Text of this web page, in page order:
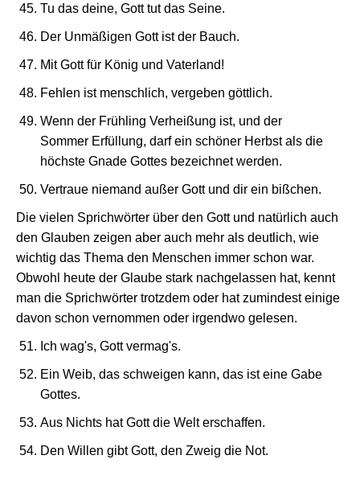
Tu das deine, Gott tut das Seine.
Der Unmäßigen Gott ist der Bauch.
Mit Gott für König und Vaterland!
Fehlen ist menschlich, vergeben göttlich.
Wenn der Frühling Verheißung ist, und der
Sommer Erfüllung, darf ein schöner Herbst als die
höchste Gnade Gottes bezeichnet werden.
Vertraue niemand außer Gott und dir ein bißchen.
Die vielen Sprichwörter über den Gott und natürlich auch
den Glauben zeigen aber auch mehr als deutlich, wie
wichtig das Thema den Menschen immer schon war.
Obwohl heute der Glaube stark nachgelassen hat, kennt
man die Sprichwörter trotzdem oder hat zumindest einige
davon schon vernommen oder irgendwo gelesen.
Ich wag's, Gott vermag's.
Ein Weib, das schweigen kann, das ist eine Gabe
Gottes.
Aus Nichts hat Gott die Welt erschaffen.
Den Willen gibt Gott, den Zweig die Not.